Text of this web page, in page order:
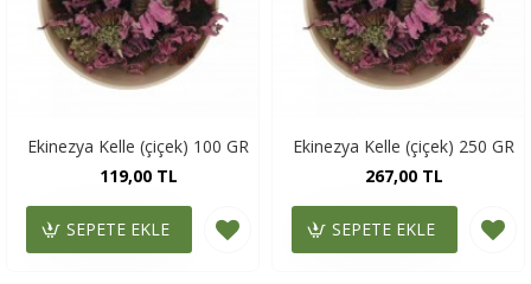
Ekinezya Kelle (çiçek) 100 GR
119,00 TL
SEPETE EKLE
Ekinezya Kelle (çiçek) 250 GR
267,00 TL
SEPETE EKLE